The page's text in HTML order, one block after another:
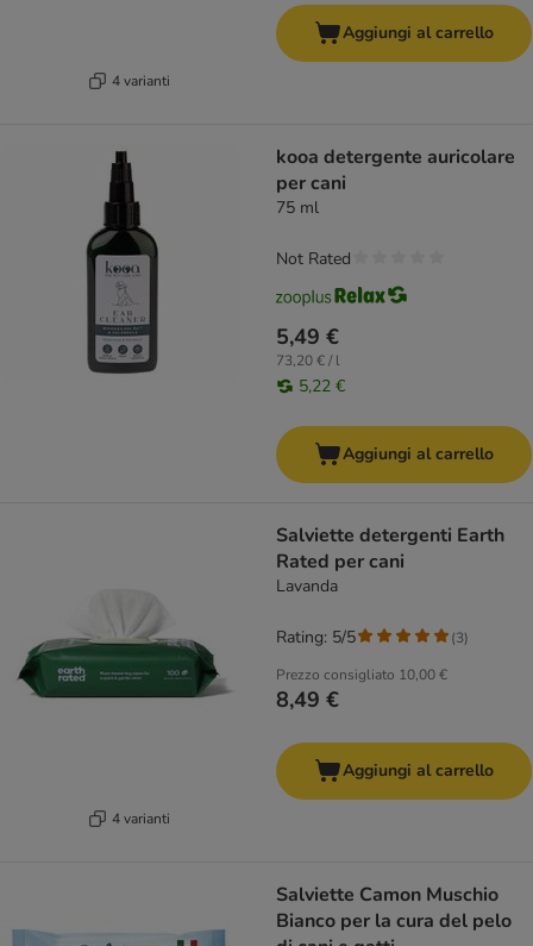
4 varianti
Aggiungi al carrello
kooa detergente auricolare
per cani
75 ml
5,49 €
73,20 € / l
5,22 €
Not Rated
Aggiungi al carrello
4 varianti
Salviette detergenti Earth
Rated per cani
Lavanda
Prezzo consigliato 10,00 €
8,49 €
Rating: 5/5 (3)
Aggiungi al carrello
Salviette Camon Muschio
Bianco per la cura del pelo